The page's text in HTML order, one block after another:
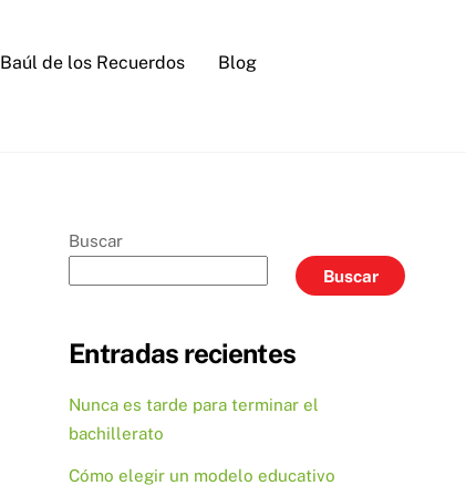
Baúl de los Recuerdos Blog
Buscar
Buscar
Entradas recientes
Nunca es tarde para terminar el
bachillerato
Cómo elegir un modelo educativo